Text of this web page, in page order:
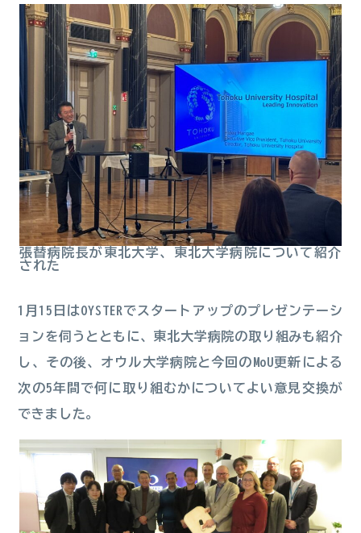
張替病院長が東北大学、東北大学病院について紹介
された
1月15日はOYSTERでスタートアップのプレゼンテーシ
ョンを伺うとともに、東北大学病院の取り組みも紹介
し、その後、オウル大学病院と今回のMoU更新による
次の5年間で何に取り組むかについてよい意見交換が
できました。